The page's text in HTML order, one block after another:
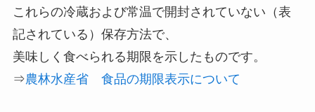
これらの冷蔵および常温で開封されていない（表
記されている）保存方法で、
美味しく食べられる期限を示したものです。
⇒農林水産省 食品の期限表示について